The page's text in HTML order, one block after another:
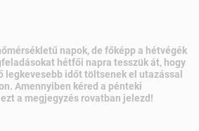
napok, de főképp a hétvégék
hétfői napra tesszük át, hogy
legkevesebb időt töltsenek el utazással
Amennyiben kéred a pénteki
a megjegyzés rovatban jelezd!